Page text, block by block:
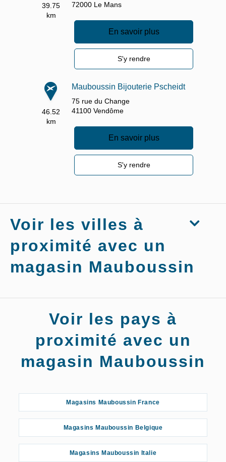
39.75
km
72000 Le Mans
En savoir plus
S'y rendre
46.52
km
Mauboussin Bijouterie Pscheidt
75 rue du Change
41100Vendôme
En savoir plus
S'y rendre
Voir les villes à
proximité avec un
magasin Mauboussin
Mauboussin
Vouvray-Voir les pays à
proximité avec un
magasin Mauboussin
Magasins Mauboussin France
Magasins Mauboussin Belgique
Magasins Mauboussin Italie